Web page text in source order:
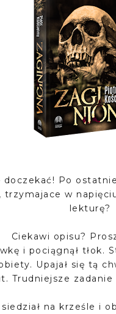
doczekać! Po
w
lekturę?
Ciekawi opisu?
i pociągnął tłok.
Upajał się tą
Trudniejsze
na krześle i